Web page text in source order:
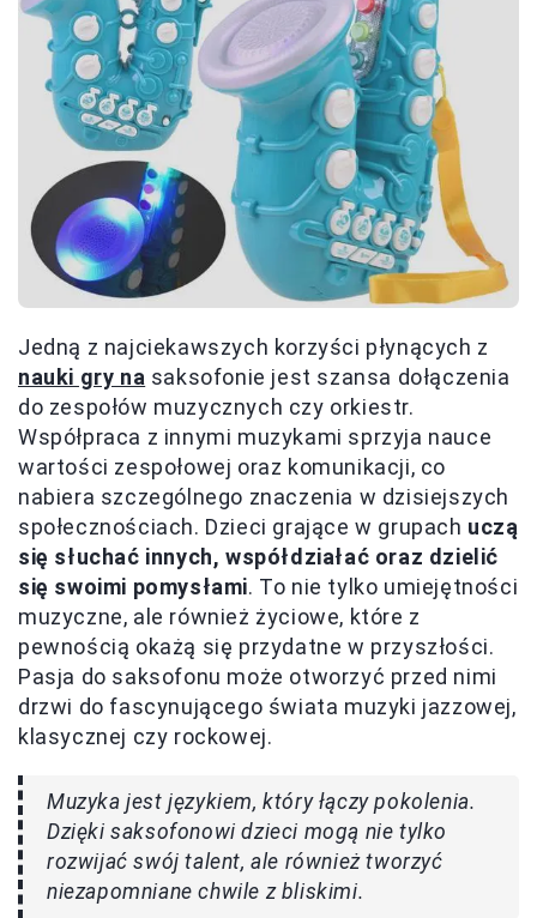
Jedną z najciekawszych korzyści płynących z
nauki gry na saksofonie jest szansa dołączenia
do zespołów muzycznych czy orkiestr.
Współpraca z innymi muzykami sprzyja nauce
wartości zespołowej oraz komunikacji, co
nabiera szczególnego znaczenia w dzisiejszych
społecznościach. Dzieci grające w grupach uczą
się słuchać innych, współdziałać oraz dzielić
się swoimi pomysłami. To nie tylko umiejętności
muzyczne, ale również życiowe, które z
pewnością okażą się przydatne w przyszłości.
Pasja do saksofonu może otworzyć przed nimi
drzwi do fascynującego świata muzyki jazzowej,
klasycznej czy rockowej.
Muzyka jest językiem, który łączy pokolenia.
Dzięki saksofonowi dzieci mogą nie tylko
rozwijać swój talent, ale również tworzyć
niezapomniane chwile z bliskimi.